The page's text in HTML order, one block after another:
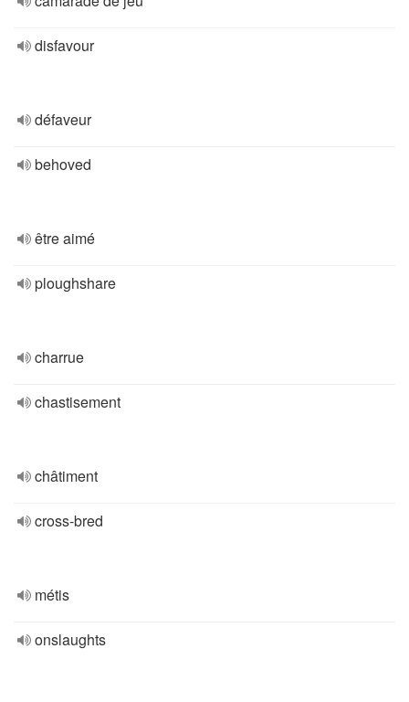
disfavour
défaveur
behoved
être aimé
ploughshare
charrue
chastisement
châtiment
cross-bred
métis
onslaughts